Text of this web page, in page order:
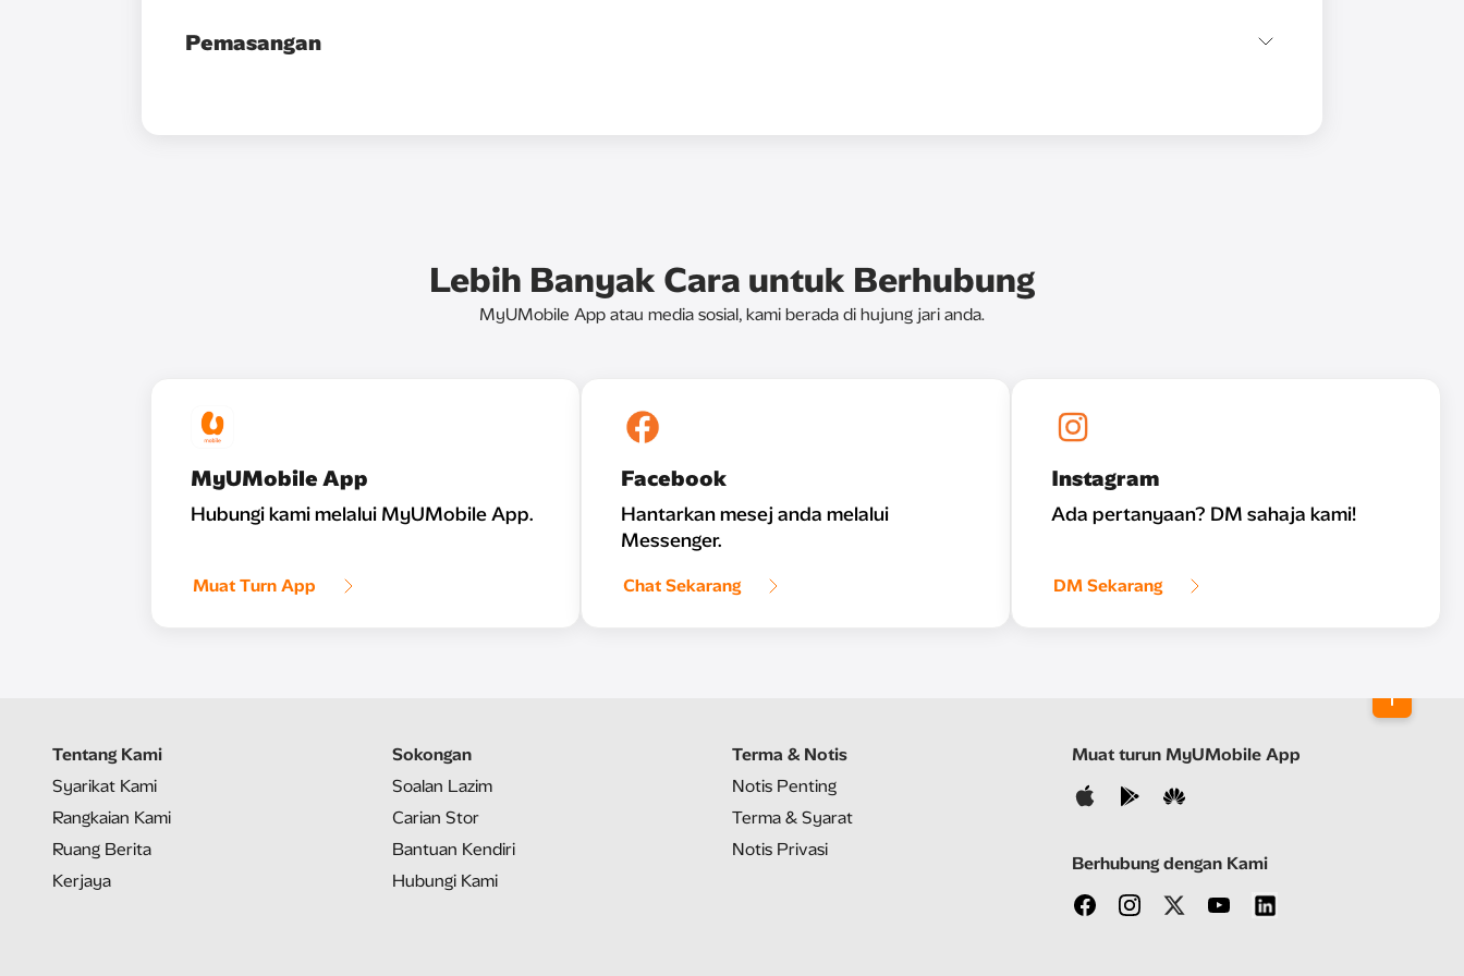
Pemasangan
Lebih Banyak Cara untuk Berhubung
MyUMobile App atau media sosial, kami berada di hujung jari anda.
MyUMobile App
Hubungi kami melalui MyUMobile App.
Muat Turn App
Facebook
Hantarkan mesej anda melalui
Messenger.
Chat Sekarang
Instagram
Ada pertanyaan? DM sahaja kami!
DM Sekarang
Tentang Kami
Syarikat Kami
Rangkaian Kami
Ruang Berita
Kerjaya
Sokongan
Soalan Lazim
Carian Stor
Bantuan Kendiri
Hubungi Kami
Terma & Notis
Notis Penting
Terma & Syarat
Notis Privasi
Muat turun MyUMobile App
Berhubung dengan Kami